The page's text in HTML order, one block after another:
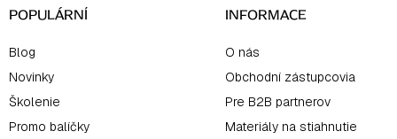
ePOPULÁRNÍ
Blog
Novinky
Školenie
Promo balíčky
INFORMACE
O nás
Obchodní zástupcovia
Pre B2B partnerov
Materiály na stiahnutie